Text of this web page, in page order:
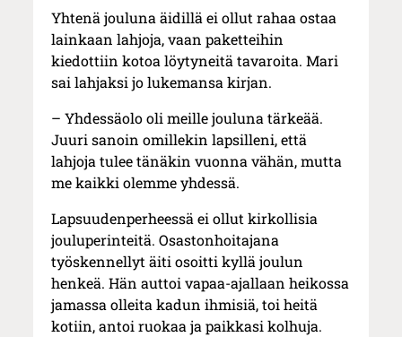
Yhtenä jouluna äidillä ei ollut rahaa ostaa
lainkaan lahjoja, vaan paketteihin
kiedottiin kotoa löytyneitä tavaroita. Mari
sai lahjaksi jo lukemansa kirjan.
– Yhdessäolo oli meille jouluna tärkeää.
Juuri sanoin omillekin lapsilleni, että
lahjoja tulee tänäkin vuonna vähän, mutta
me kaikki olemme yhdessä.
Lapsuudenperheessä ei ollut kirkollisia
jouluperinteitä. Osastonhoitajana
työskennellyt äiti osoitti kyllä joulun
henkeä. Hän auttoi vapaa-ajallaan heikossa
jamassa olleita kadun ihmisiä, toi heitä
kotiin, antoi ruokaa ja paikkasi kolhuja.